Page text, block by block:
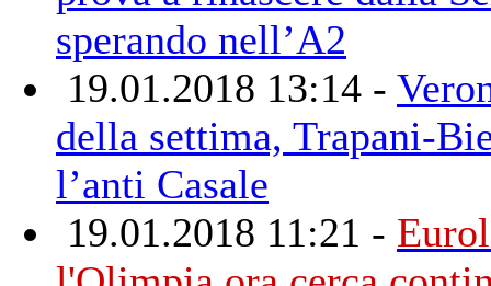
sperando nell’A2
19.01.2018 13:14 -
della settima, Trapani-
l’anti Casale
19.01.2018 11:21 -